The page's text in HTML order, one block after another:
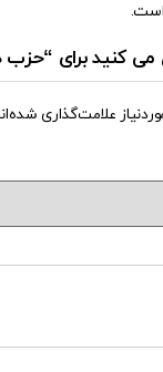
می کنید برای “حزب
علامت‌گذاری